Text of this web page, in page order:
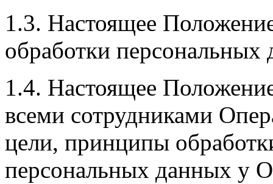
1.3. Настоящее
обработки персональных
1.4. Настоящее
всеми сотрудниками
цели, принципы
персональных данных у